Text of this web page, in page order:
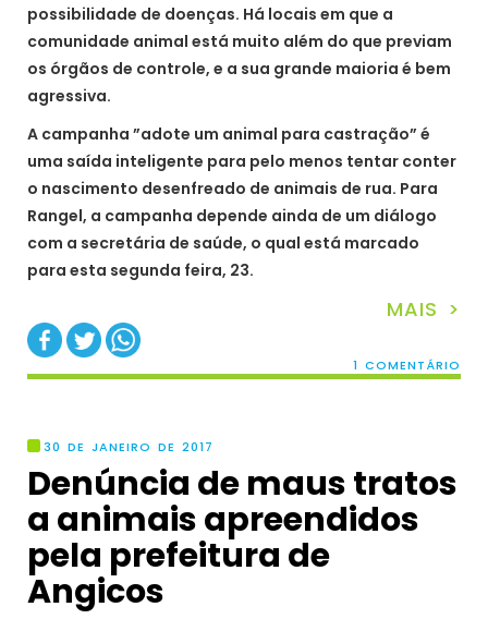
possibilidade de doenças. Há locais em que a
comunidade animal está muito além do que previam
os órgãos de controle, e a sua grande maioria é bem
agressiva.
A campanha ”adote um animal para castração” é
uma saída inteligente para pelo menos tentar conter
o nascimento desenfreado de animais de rua. Para
Rangel, a campanha depende ainda de um diálogo
com a secretária de saúde, o qual está marcado
para esta segunda feira, 23.
MAIS >
1 COMENTÁRIO
30 DE JANEIRO DE 2017
Denúncia de maus tratos
a animais apreendidos
pela prefeitura de
Angicos